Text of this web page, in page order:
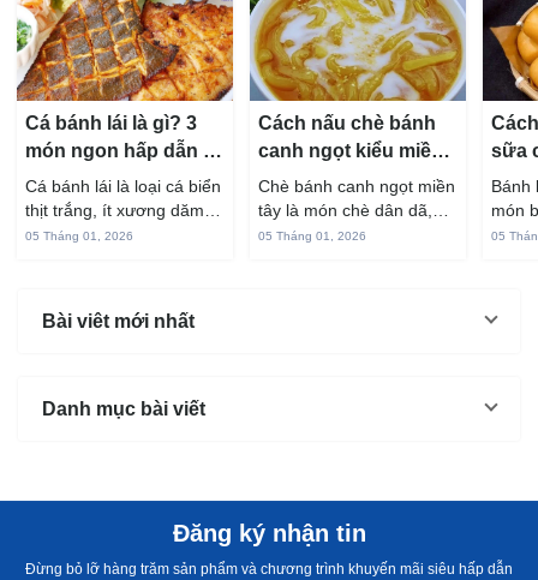
Cá bánh lái là gì? 3
món ngon hấp dẫn từ
cá bánh lái
Cá bánh lái là loại cá biển
thịt trắng, ít xương dăm,
vị ngọt và rất dễ ăn khi
thể...
05 Tháng 01, 2026
Cách nấu chè bánh
canh ngọt kiểu miền
Tây ngon chuẩn vị
Chè bánh canh ngọt miền
tây là món chè dân dã,
gắn liền với đời sống sinh
05 Tháng 01, 2026
sữa
hấp
Bánh
món
mùi
05
Bài viêt mới nhất
Danh mục bài viết
Đăng ký nhận tin
Đừng bỏ lỡ hàng trăm sản phẩm và chương trình khuyến mãi siêu hấp dẫn